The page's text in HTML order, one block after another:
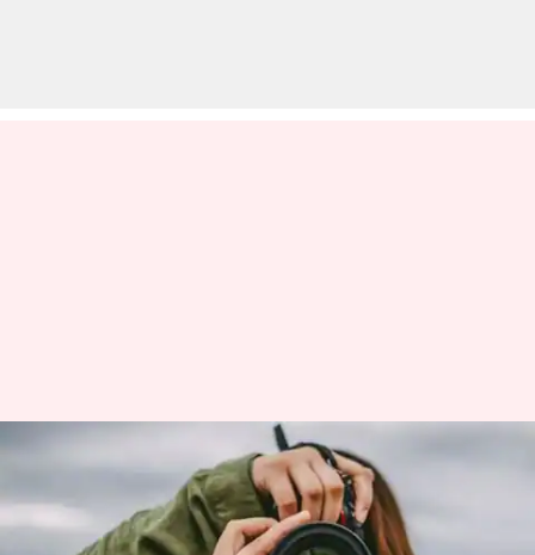
#WorldPhotographyDay:
DSLR या अपने स्मार्टफोन से बेहतरीन
फोटोग्राफी के लिए अपनाएँ ये टिप्स